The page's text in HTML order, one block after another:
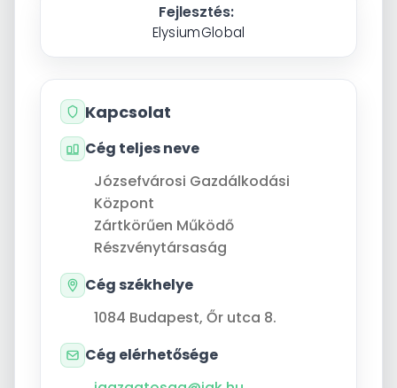
Fejlesztés:
ElysiumGlobal
Kapcsolat
Cég teljes neve
Józsefvárosi Gazdálkodási
Központ
Zártkörűen Működő
Részvénytársaság
Cég székhelye
1084 Budapest, Őr utca 8.
Cég elérhetősége